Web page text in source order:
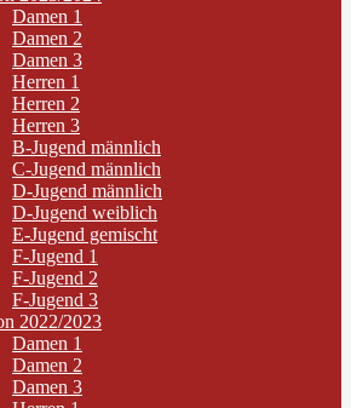
Damen 1
Damen 2
Damen 3
Herren 1
Herren 2
Herren 3
B-Jugend männlich
C-Jugend männlich
D-Jugend männlich
D-Jugend weiblich
E-Jugend gemischt
F-Jugend 1
F-Jugend 2
F-Jugend 3
2022/2023
Damen 1
Damen 2
Damen 3